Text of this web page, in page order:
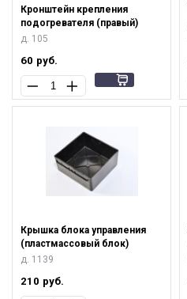
Кронштейн крепления
подогревателя (правый)
д. 105
60 руб.
Крышка блока управления
(пластмассовый блок)
д. 1139
210 руб.